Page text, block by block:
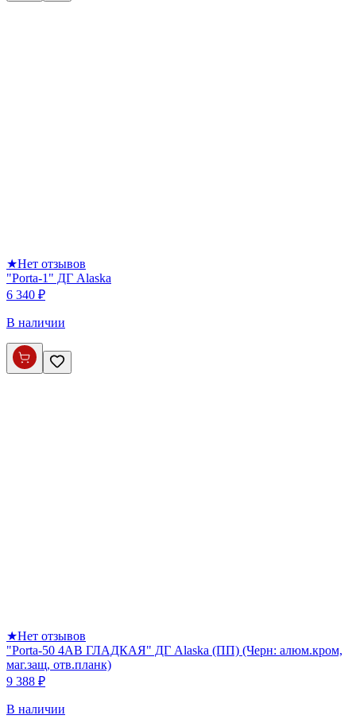
★Нет отзывов
"Porta-1" ДГ Alaska
6 340 ₽
В наличии
★Нет отзывов
"Porta-50 4AB ГЛАДКАЯ" ДГ Alaska (ПП) (Черн: алюм.кром,
маг.защ, отв.планк)
9 388 ₽
В наличии